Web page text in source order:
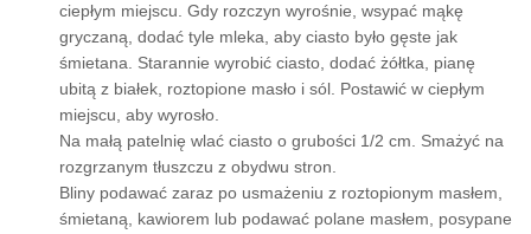
ciepłym miejscu. Gdy rozczyn wyrośnie, wsypać mąkę
gryczaną, dodać tyle mleka, aby ciasto było gęste jak
śmietana. Starannie wyrobić ciasto, dodać żółtka, pianę
ubitą z białek, roztopione masło i sól. Postawić w ciepłym
miejscu, aby wyrosło.
Na małą patelnię wlać ciasto o grubości 1/2 cm. Smażyć na
rozgrzanym tłuszczu z obydwu stron.
Bliny podawać zaraz po usmażeniu z roztopionym masłem,
śmietaną, kawiorem lub podawać polane masłem, posypane